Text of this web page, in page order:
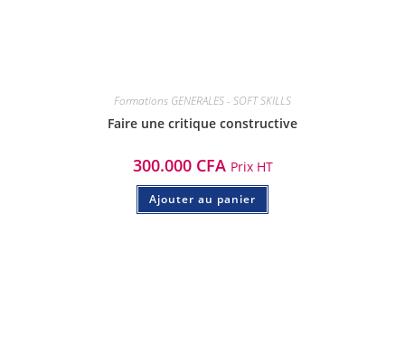
Formations GENERALES - SOFT SKILLS
Faire une critique constructive
300.000 CFA Prix HT
Ajouter au panier